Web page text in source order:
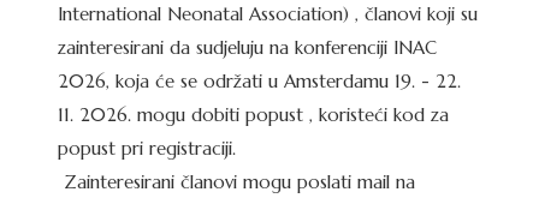
International Neonatal Association) , članovi koji su
zainteresirani da sudjeluju na konferenciji INAC
2026, koja će se održati u Amsterdamu 19. - 22.
11. 2026. mogu dobiti popust , koristeći kod za
popust pri registraciji.
Zainteresirani članovi mogu poslati mail na